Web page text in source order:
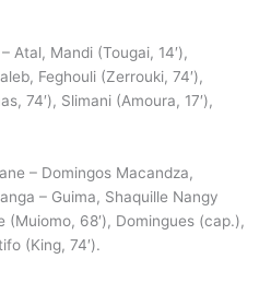
Atal, Mandi (Tougai, 14′),
Feghouli (Zerrouki, 74′),
74′), Slimani (Amoura, 17′),
– Domingos Macandza,
– Guima, Shaquille Nangy
(Muiomo, 68′), Domingues (cap.),
(King, 74′).